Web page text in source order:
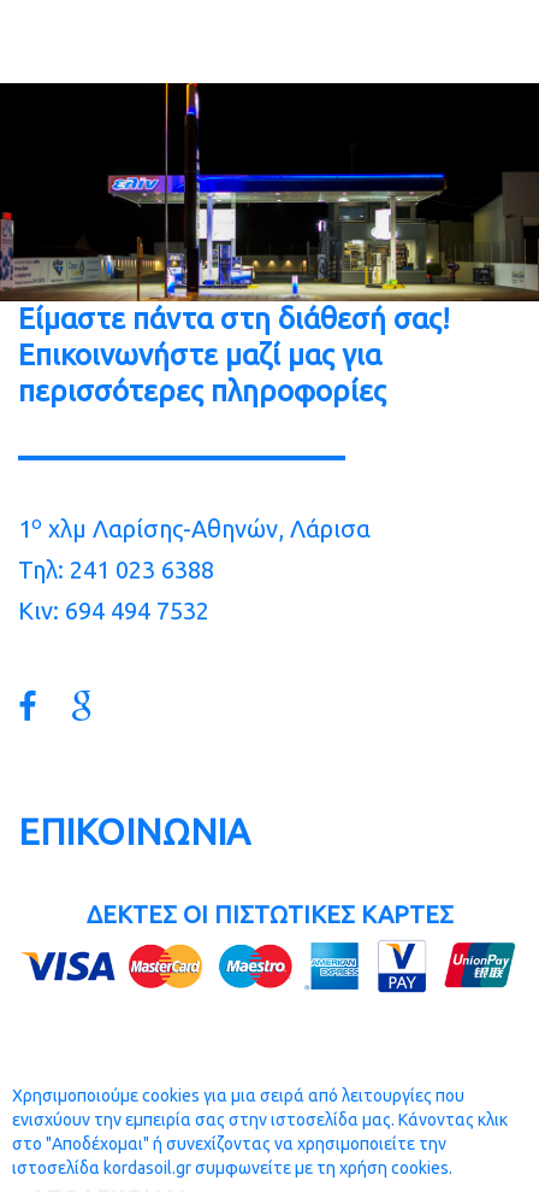
Είμαστε πάντα στη διάθεσή σας!
Επικοινωνήστε μαζί μας για
περισσότερες πληροφορίες
1ο χλμ Λαρίσης-Αθηνών, Λάρισα
Τηλ: 241 023 6388
Κιν: 694 494 7532
ΕΠΙΚΟΙΝΩΝΙΑ
ΔΕΚΤΕΣ ΟΙ ΠΙΣΤΩΤΙΚΕΣ ΚΑΡΤΕΣ
Πλήρης έκδοση
Χρησιμοποιούμε cookies για μια σειρά από λειτουργίες που
ενισχύουν την εμπειρία σας στην ιστοσελίδα μας. Κάνοντας κλικ
στο "Αποδέχομαι" ή συνεχίζοντας να χρησιμοποιείτε την
ιστοσελίδα kordasoil.gr συμφωνείτε με τη χρήση cookies.